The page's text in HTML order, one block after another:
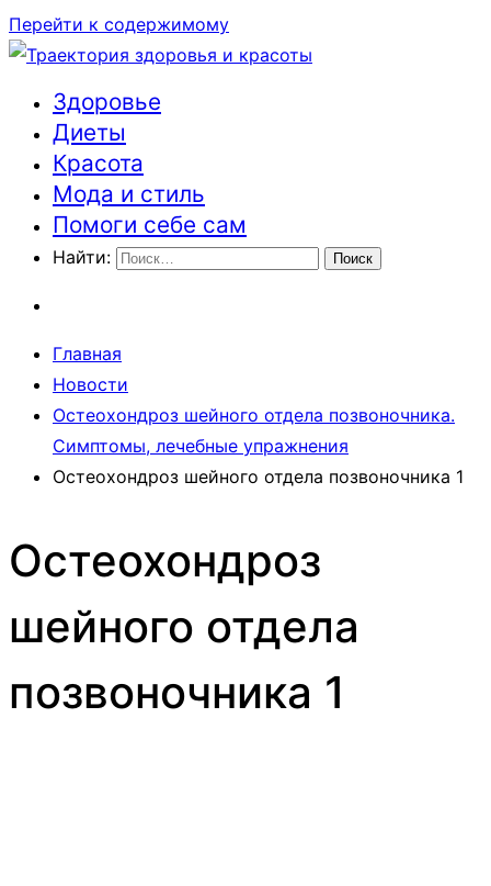
Перейти к содержимому
Траектория здоровья и красоты
Здоровье
Диеты
Красота
Мода и стиль
Помоги себе сам
Найти:
Главная
Новости
Остеохондроз шейного отдела позвоночника.
Симптомы, лечебные упражнения
Остеохондроз шейного отдела позвоночника 1
Остеохондроз
шейного отдела
позвоночника 1